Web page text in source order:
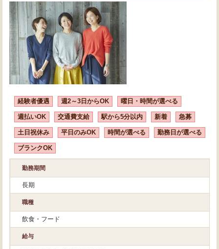
経験者優遇 週2～3日からOK 曜日・時間が選べる
週払いOK 交通費支給 駅から5分以内 新着 急募
土日祝休み 平日のみOK 時間が選べる 勤務日が選べる
ブランクOK
勤務期間
長期
職種
飲食・フード
給与